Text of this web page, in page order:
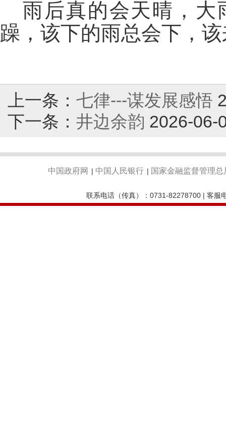
雨后真的会天晴，大
躁，该下的雨总会下，
上一条： 七律---谋发展感悟
下一条： 井边余韵 2026-06-
中国政府网 | 中国人民银行 | 国家金融监督管理总
联系电话（传真）：0731-82278700 | 客服